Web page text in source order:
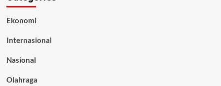
Ekonomi
Internasional
Nasional
Olahraga